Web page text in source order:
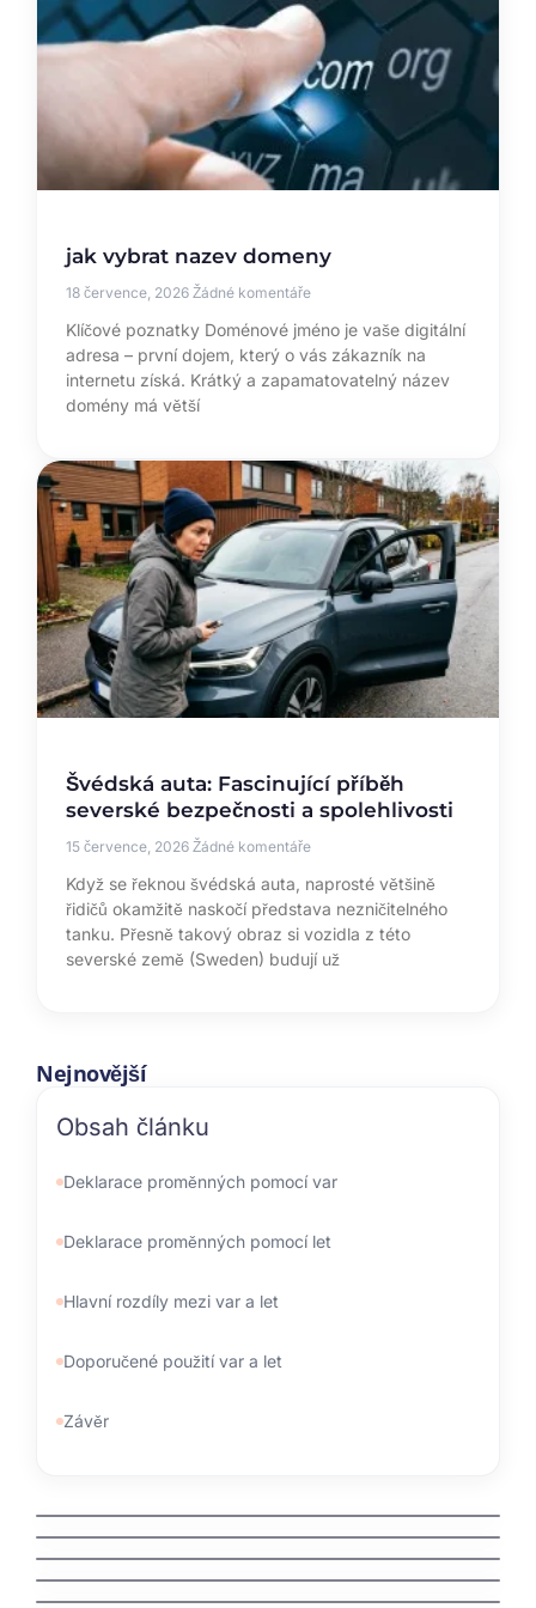
jak vybrat nazev domeny
18 července, 2026 Žádné komentáře
Klíčové poznatky Doménové jméno je vaše digitální
adresa – první dojem, který o vás zákazník na
internetu získá. Krátký a zapamatovatelný název
domény má větší
Švédská auta: Fascinující příběh
severské bezpečnosti a spolehlivosti
15 července, 2026 Žádné komentáře
Když se řeknou švédská auta, naprosté většině
řidičů okamžitě naskočí představa nezničitelného
tanku. Přesně takový obraz si vozidla z této
severské země (Sweden) budují už
Nejnovější
Obsah článku
Deklarace proměnných pomocí var
Deklarace proměnných pomocí let
Hlavní rozdíly mezi var a let
Doporučené použití var a let
Závěr